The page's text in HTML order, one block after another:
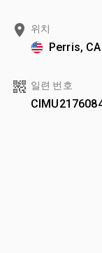
위치
Perris, CA
일련 번호